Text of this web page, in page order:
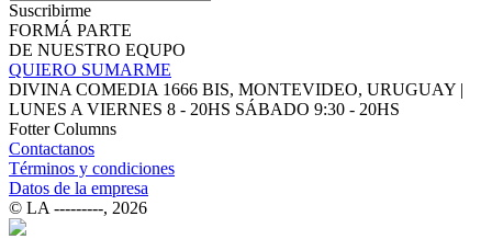
Suscribirme
FORMÁ PARTE
DE NUESTRO EQUPO
QUIERO SUMARME
DIVINA COMEDIA 1666 BIS, MONTEVIDEO, URUGUAY |
LUNES A VIERNES 8 - 20HS SÁBADO 9:30 - 20HS
Fotter Columns
Contactanos
Términos y condiciones
Datos de la empresa
© LA ‑‑‑‑‑‑‑‑‑, 2026